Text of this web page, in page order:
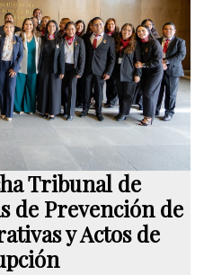
Tribunal de
de Prevención de
y Actos de